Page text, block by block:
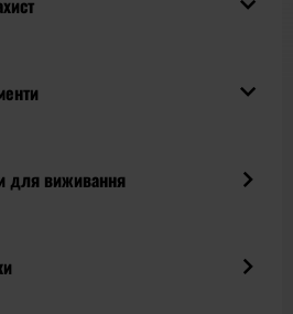
Варто також згадати про
про виживання в умовах
та інші посібники з
вам теоретичні знання, дозволять
подій. Навіть відносно
може
будь-якого
чином підготувавшись, ви
реагувати на будь-які
для виживання